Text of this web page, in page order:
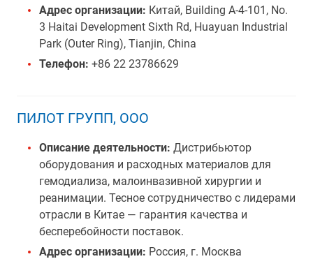
Адрес организации: Китай, Building A-4-101, No.
3 Haitai Development Sixth Rd, Huayuan Industrial
Park (Outer Ring), Tianjin, China
Телефон: +86 22 23786629
ПИЛОТ ГРУПП, ООО
Описание деятельности: Дистрибьютор
оборудования и расходных материалов для
гемодиализа, малоинвазивной хирургии и
реанимации. Тесное сотрудничество с лидерами
отрасли в Китае — гарантия качества и
бесперебойности поставок.
Адрес организации: Россия, г. Москва